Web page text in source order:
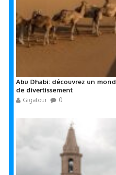
Abu Dhabi: découvrez un
de divertissement
Gigatour 0